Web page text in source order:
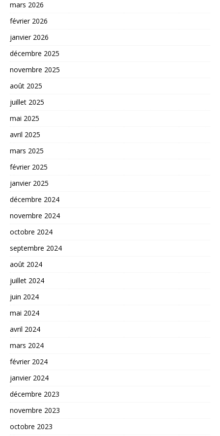
mars 2026
février 2026
janvier 2026
décembre 2025
novembre 2025
août 2025
juillet 2025
mai 2025
avril 2025
mars 2025
février 2025
janvier 2025
décembre 2024
novembre 2024
octobre 2024
septembre 2024
août 2024
juillet 2024
juin 2024
mai 2024
avril 2024
mars 2024
février 2024
janvier 2024
décembre 2023
novembre 2023
octobre 2023